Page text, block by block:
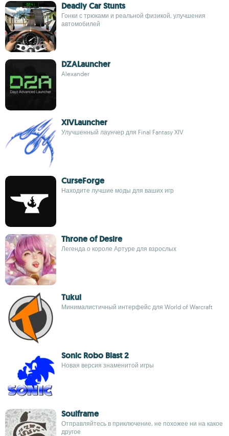
Deadly Car Stunts
Гонки с трюками и реальной физикой, улучшения
автомобилей
DZALauncher
Alexander
XIVLauncher
Улучшенный лаунчер для Final Fantasy XIV
CurseForge
Находите лучшие моды для ваших игр
Throne of Desire
Легенда о короле Артуре для взрослых
Tukui
Минималистичный интерфейс для World of Warcraft
Sonic Robo Blast 2
Новая версия знаменитой игры
Soulframe
Отправляйтесь в приключение, не похожее ни на какое
другое